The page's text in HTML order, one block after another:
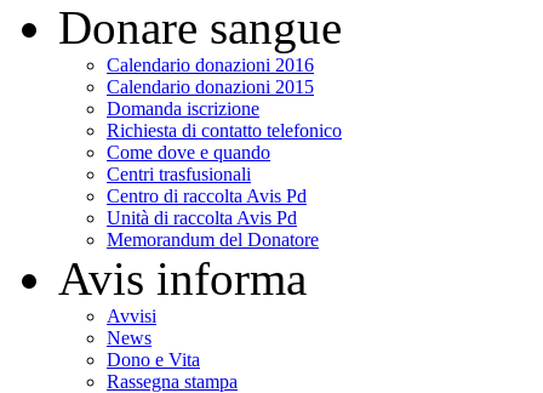
Donare sangue
Calendario donazioni 2016
Calendario donazioni 2015
Domanda iscrizione
Richiesta di contatto telefonico
Come dove e quando
Centri trasfusionali
Centro di raccolta Avis Pd
Unità di raccolta Avis Pd
Memorandum del Donatore
Avis informa
Avvisi
News
Dono e Vita
Rassegna stampa